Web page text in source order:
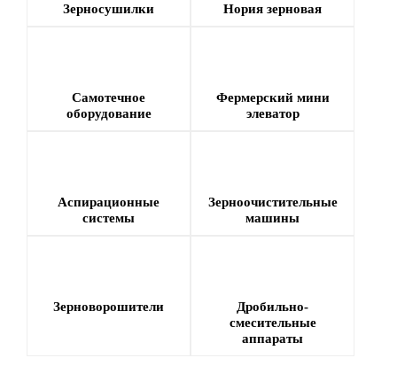
Зерносушилки Нория зерновая
Самотечное
оборудование
Фермерский мини
элеватор
Аспирационные
системы
Зерноочистительные
машины
Зерноворошители
Дробильно-
смесительные
аппараты